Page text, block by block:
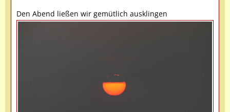
Den Abend ließen wir gemütlich ausklingen